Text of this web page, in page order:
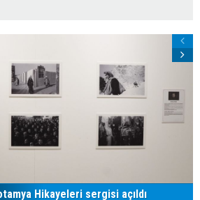
Hikayeleri sergisi açıldı